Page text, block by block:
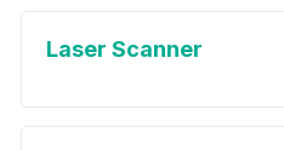
Laser Scanner